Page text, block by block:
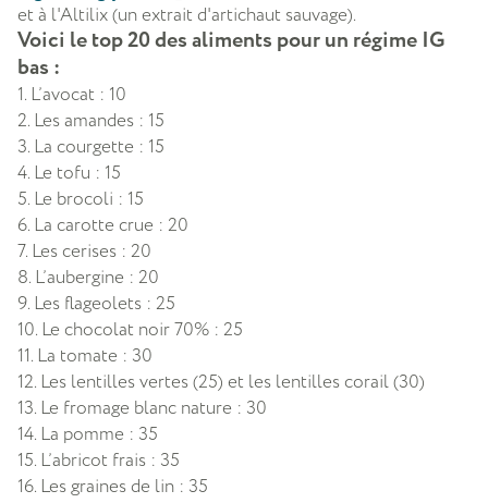
et à l'Altilix (un extrait d'artichaut sauvage).​
Voici le top 20 des aliments pour un régime IG
bas :
1. L’avocat : 10
2. Les amandes : 15
3. La courgette : 15
4. Le tofu : 15
5. Le brocoli : 15
6. La carotte crue : 20
7. Les cerises : 20
8. L’aubergine : 20
9. Les flageolets : 25
10. Le chocolat noir 70% : 25
11. La tomate : 30
12. Les lentilles vertes (25) et les lentilles corail (30)
13. Le fromage blanc nature : 30
14. La pomme : 35
15. L’abricot frais : 35
16. Les graines de lin : 35